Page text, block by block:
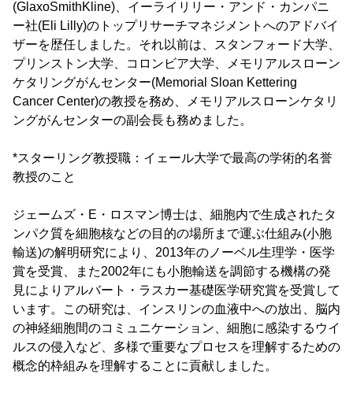
(GlaxoSmithKline)、イーライリリー・アンド・カンパニ
ー社(Eli Lilly)のトップリサーチマネジメントへのアドバイ
ザーを歴任しました。それ以前は、スタンフォード大学、
プリンストン大学、コロンビア大学、メモリアルスローン
ケタリングがんセンター(Memorial Sloan Kettering
Cancer Center)の教授を務め、メモリアルスローンケタリ
ングがんセンターの副会長も務めました。
*スターリング教授職：イェール大学で最高の学術的名誉
教授のこと
ジェームズ・E・ロスマン博士は、細胞内で生成されたタ
ンパク質を細胞核などの目的の場所まで運ぶ仕組み(小胞
輸送)の解明研究により、2013年のノーベル生理学・医学
賞を受賞、また2002年にも小胞輸送を調節する機構の発
見によりアルバート・ラスカー基礎医学研究賞を受賞して
います。この研究は、インスリンの血液中への放出、脳内
の神経細胞間のコミュニケーション、細胞に感染するウイ
ルスの侵入など、多様で重要なプロセスを理解するための
概念的枠組みを理解することに貢献しました。